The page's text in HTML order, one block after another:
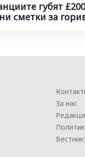
губят
сметки за
За нас